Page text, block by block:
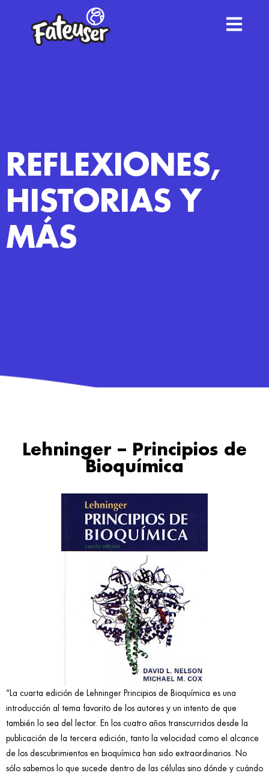
REFLEXIONES,
HISTORIAS Y
MÁS
Lehninger – Principios de
Bioquímica
“La cuarta edición de Lehninger Principios de Bioquímica es una
introducción al tema favorito de los autores y un intento de que
también lo sea del lector. En los cuatro años transcurridos desde la
publicación de la tercera edición, tanto la velocidad como el alcance
de los descubrimientos en bioquímica han sido extraordinarios. No
sólo sabemos lo que sucede dentro de las células sino dónde y cuándo